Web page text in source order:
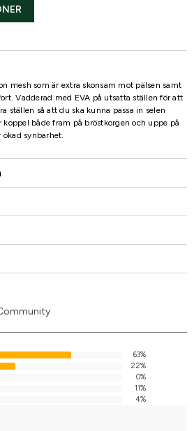
mesh som är extra skonsam mot pälsen samt
Vadderad med EVA på utsatta ställen för att
ställen så att du ska kunna passa in selen
både fram på bröstkorgen och uppe på
synbarhet.
63%
22%
0%
11%
4%